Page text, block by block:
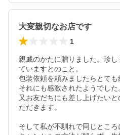
大変親切なお店です
1
親戚のかたに贈りました。珍
ていますとのこと。
包装依頼を頼みましたらとて
それにも感激されたようでした
又お友だちにも差し上げたい
ただきます。
そして私が不馴れで同じとこ